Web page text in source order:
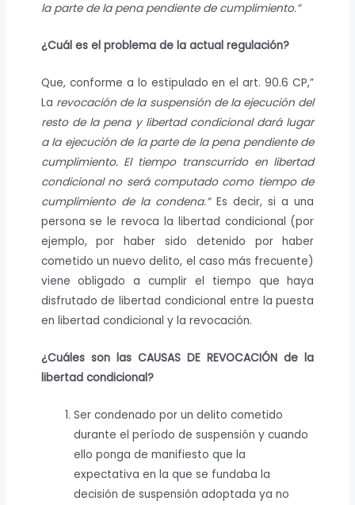
la parte de la pena pendiente de cumplimiento.”
¿Cuál es el problema de la actual regulación?
Que, conforme a lo estipulado en el art. 90.6 CP,”
La revocación de la suspensión de la ejecución del
resto de la pena y libertad condicional dará lugar
a la ejecución de la parte de la pena pendiente de
cumplimiento. El tiempo transcurrido en libertad
condicional no será computado como tiempo de
cumplimiento de la condena.”Es decir, si a una
persona se le revoca la libertad condicional (por
ejemplo, por haber sido detenido por haber
cometido un nuevo delito, el caso más frecuente)
viene obligado a cumplir el tiempo que haya
disfrutado de libertad condicional entre la puesta
en libertad condicional y la revocación.
¿Cuáles son las CAUSAS DE REVOCACIÓN de la
libertad condicional?
Ser condenado por un delito cometido
durante el período de suspensión y cuando
ello ponga de manifiesto que la
expectativa en la que se fundaba la
decisión de suspensión adoptada ya no